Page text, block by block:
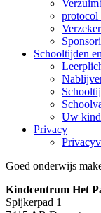
protocol
Schooltijden
Uw
Privacy
Goed onderwijs
Kindcentrum Het
Spijkerpad 1